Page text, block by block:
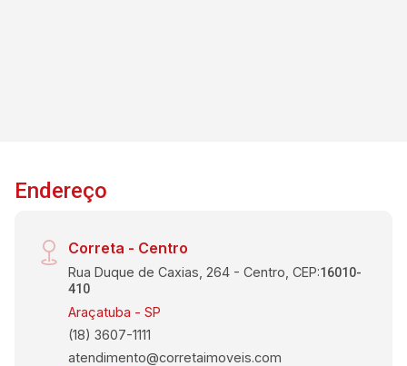
Endereço
Correta - Centro
Rua Duque de Caxias, 264 - Centro, CEP:16010-
410
Araçatuba - SP
(18) 3607-1111
atendimento@corretaimoveis.com